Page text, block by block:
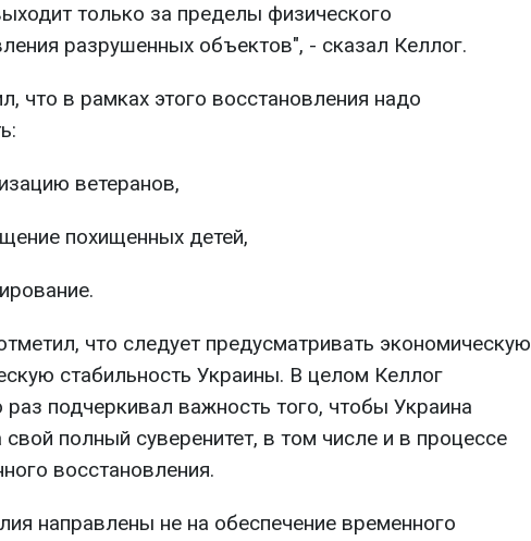
только за пределы физического
разрушенных объектов", - сказал Келлог.
что в рамках этого восстановления надо
ветеранов,
похищенных детей,
что следует предусматривать экономическую
стабильность Украины. В целом Келлог
раз подчеркивал важность того, чтобы Украина
свой полный суверенитет, в том числе и в процессе
восстановления.
направлены не на обеспечение временного